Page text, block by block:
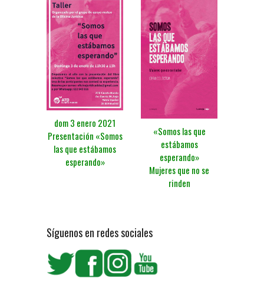
dom 3 enero 2021
Presentación «Somos
las que estábamos
esperando»
«Somos las que
estábamos
esperando»
Mujeres que no se
rinden
Síguenos en redes sociales